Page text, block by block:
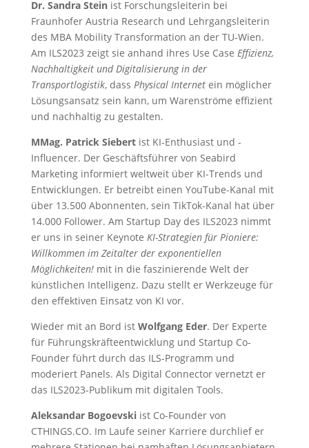
Dr. Sandra Steinist Forschungsleiterin bei
Fraunhofer Austria Research und Lehrgangsleiterin
des MBA Mobility Transformation an der TU-Wien.
Am ILS2023 zeigt sie anhand ihres Use Case Effizienz,
Nachhaltigkeit und Digitalisierung in der
Transportlogistik, dass Physical Internetein möglicher
Lösungsansatz sein kann, um Warenströme effizient
und nachhaltig zu gestalten.
MMag. Patrick Siebertist KI-Enthusiast und -
Influencer. Der Geschäftsführer von Seabird
Marketing informiert weltweit über KI-Trends und
Entwicklungen. Er betreibt einen YouTube-Kanal mit
über 13.500 Abonnenten, sein TikTok-Kanal hat über
14.000 Follower. Am Startup Day des ILS2023 nimmt
er uns in seiner Keynote KI-Strategien für Pioniere:
Willkommen im Zeitalter der exponentiellen
Möglichkeiten!mit in die faszinierende Welt der
künstlichen Intelligenz. Dazu stellt er Werkzeuge für
den effektiven Einsatz von KI vor.
Wieder mit an Bord ist Wolfgang Eder. Der Experte
für Führungskräfteentwicklung und Startup Co-
Founder führt durch das ILS-Programm und
moderiert Panels. Als Digital Connector vernetzt er
das ILS2023-Publikum mit digitalen Tools.
Aleksandar Bogoevskiist Co-Founder von
CTHINGS.CO. Im Laufe seiner Karriere durchlief er